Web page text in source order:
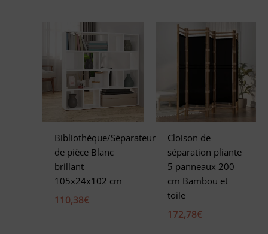
Bibliothèque/Séparateur
de pièce Blanc
brillant
105x24x102 cm
110,38€
Cloison de
séparation pliante
5 panneaux 200
cm Bambou et
toile
172,78€